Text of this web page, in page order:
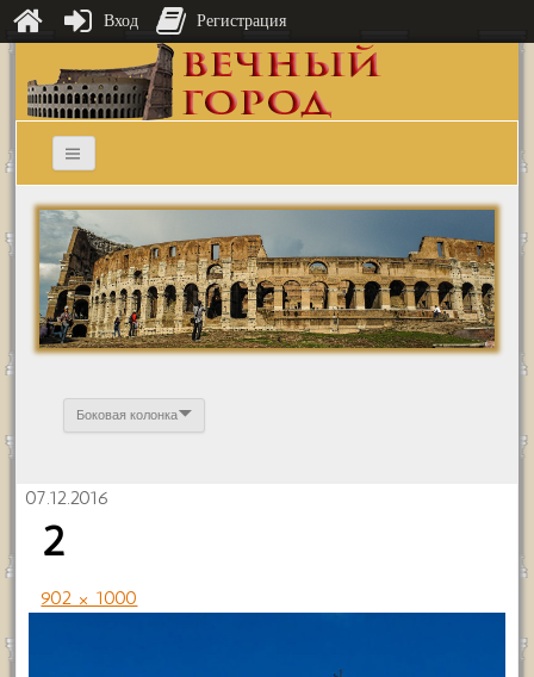
Боковая колонка
07.12.2016
2
902 × 1000
Вход Регистрация